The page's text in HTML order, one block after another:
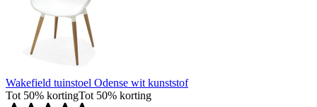
Wakefield tuinstoel Odense wit kunststof
Tot 50% kortingTot 50% korting